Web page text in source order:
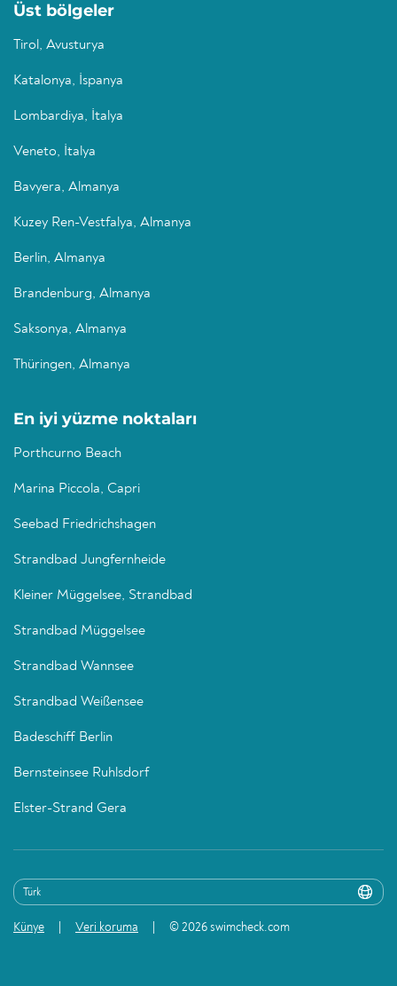
Üst bölgeler
Tirol, Avusturya
Katalonya, İspanya
Lombardiya, İtalya
Veneto, İtalya
Bavyera, Almanya
Kuzey Ren-Vestfalya, Almanya
Berlin, Almanya
Brandenburg, Almanya
Saksonya, Almanya
Thüringen, Almanya
En iyi yüzme noktaları
Porthcurno Beach
Marina Piccola, Capri
Seebad Friedrichshagen
Strandbad Jungfernheide
Kleiner Müggelsee, Strandbad
Strandbad Müggelsee
Strandbad Wannsee
Strandbad Weißensee
Badeschiff Berlin
Bernsteinsee Ruhlsdorf
Elster-Strand Gera
Künye Veri koruma © 2026 swimcheck.com